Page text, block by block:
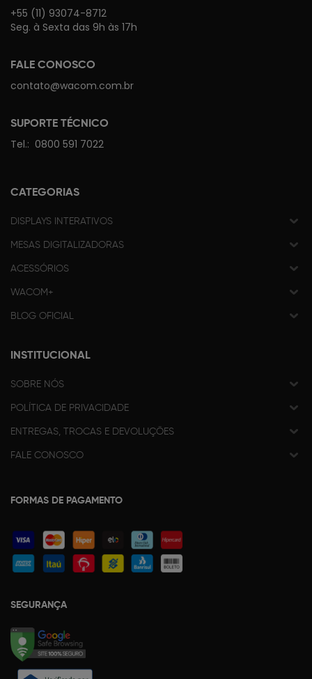
+55 (11) 93074-8712
Seg. à Sexta das 9h às 17h
FALE CONOSCO
contato@wacom.com.br
SUPORTE TÉCNICO
Tel.: 0800 591 7022
CATEGORIAS
DISPLAYS INTERATIVOS
MESAS DIGITALIZADORAS
ACESSÓRIOS
WACOM+
BLOG OFICIAL
INSTITUCIONAL
SOBRE NÓS
POLÍTICA DE PRIVACIDADE
ENTREGAS, TROCAS E DEVOLUÇÕES
FALE CONOSCO
FORMAS DE PAGAMENTO
SEGURANÇA